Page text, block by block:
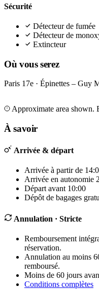
Sécurité
Détecteur de fumée
Détecteur de
Extincteur
Où vous serez
Paris 17e · Épinettes – Guy
+
−
Approximate area shown.
À savoir
Arrivée & départ
Arrivée à partir de
Arrivée en autonomie
Départ avant 10:00
Dépôt de bagages
Annulation · Stricte
Remboursement
réservation.
Annulation au moins
remboursé.
Moins de 60 jours
Conditions complètes